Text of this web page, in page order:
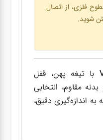
فلزی، از اتصال
شوید.
با تیغه پهن، قفل
مقاوم، انتخابی
اندازه‌گیری دقیق،